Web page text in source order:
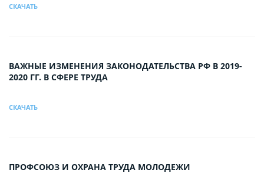
СКАЧАТЬ
ВАЖНЫЕ ИЗМЕНЕНИЯ ЗАКОНОДАТЕЛЬСТВА РФ В 2019-
2020 ГГ. В СФЕРЕ ТРУДА
СКАЧАТЬ
ПРОФСОЮЗ И ОХРАНА ТРУДА МОЛОДЕЖИ